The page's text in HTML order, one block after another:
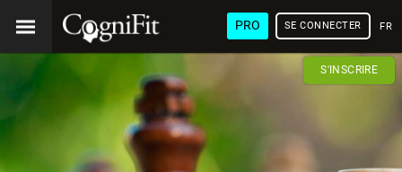
PRO SE CONNECTER
S'INSCRIRE